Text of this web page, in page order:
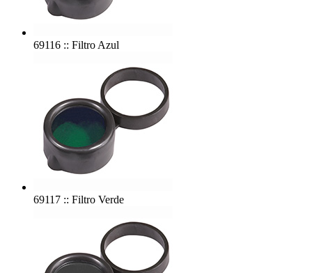
69116 :: Filtro Azul
69117 :: Filtro Verde